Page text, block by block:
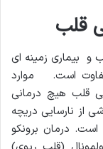
قلب
و بیماری زمینه ای
است. موارد
قلب هیچ درمانی
از نارسایی دریچه
درمان برونکو